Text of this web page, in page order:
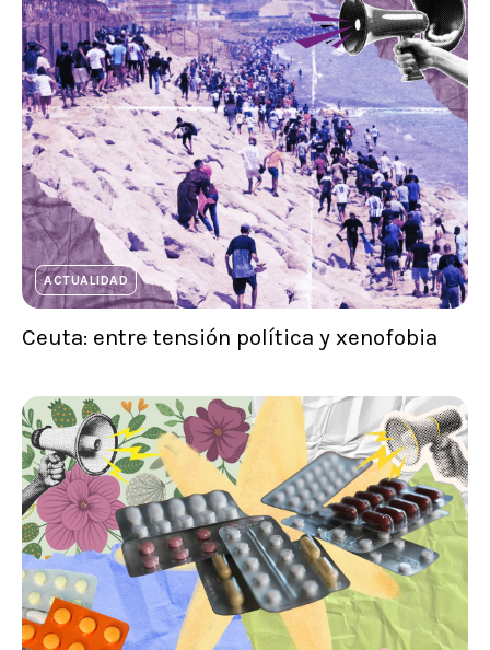
ACTUALIDAD
Ceuta: entre tensión política y xenofobia